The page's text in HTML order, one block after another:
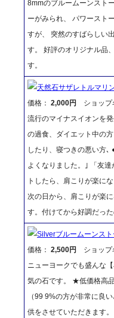
8mmのブルームーンスト
ーがみられ、 パワースト
すが、 突然のすばらしい
す。 好評のオリジナル品
す。
天然石サザレトルマリ
価格： 2,000円
ショップ
流行のマイナスイオンを
の過食、ダイエット中の
したり、寝つきの悪い方
よくなりました。｣ 「友
トしたら、肩こりが楽に
次の日から、肩こりが楽
す。付けてから好調
Silverブルームーンス
価格： 2,500円
ショップ
ニューヨークでも盛んな
気の石です。 ★低価格高
（99 9%の方が非常に良
供をさせていただきます